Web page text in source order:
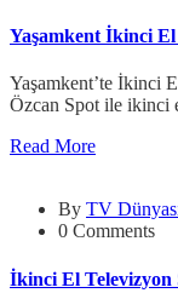
Yaşamkent İkinci
Yaşamkent’te İkinci
Özcan Spot ile ikinci
Read More
By TV
0 Comments
İkinci El